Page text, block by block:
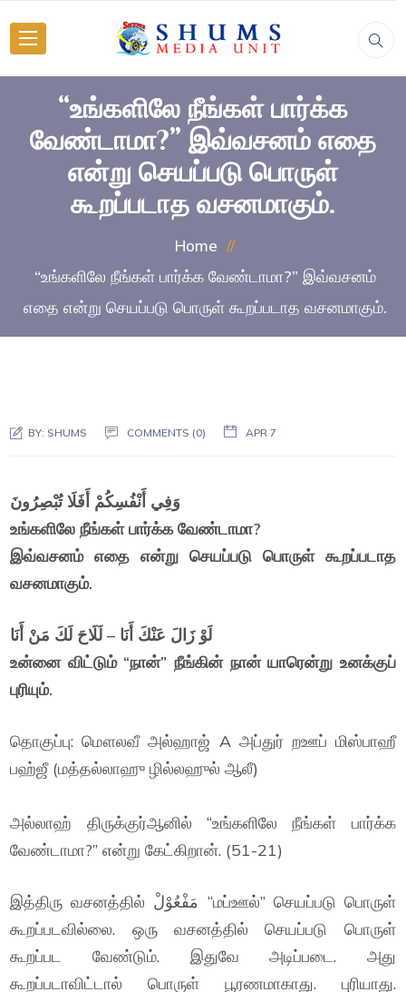
“உங்களிலே நீங்கள் பார்க்க
வேண்டாமா?” இவ்வசனம் எதை
என்று செயப்படு பொருள்
கூறப்படாத வசனமாகும்.
Home
“உங்களிலே நீங்கள் பார்க்க வேண்டாமா?” இவ்வசனம்
எதை என்று செயப்படு பொருள் கூறப்படாத வசனமாகும்.
BY: SHUMS COMMENTS (0) APR 7
وَفِي أَنْفُسِكُمْ أَفَلَا تُبْصِرُونَ
உங்களிலே நீங்கள் பார்க்க வேண்டாமா?
இவ்வசனம் எதை என்று செயப்படு பொருள் கூறப்படாத
வசனமாகும்.
لَوْ زَالَ عَنْكَ أَنَا – لَلَاحَ لَكَ مَنْ أَنَا
உன்னை விட்டும் “நான்” நீங்கின் நான் யாரென்று உனக்குப்
புரியும்.
தொகுப்பு: மௌலவீ அல்ஹாஜ் A அப்துர் றஊப் மிஸ்பாஹீ
பஹ்ஜீ (மத்தல்லாஹு ழில்லஹுல் ஆலீ)
அல்லாஹ் திருக்குர்ஆனில் “உங்களிலே நீங்கள் பார்க்க
வேண்டாமா?” என்று கேட்கிறான். (51-21)
இத்திரு வசனத்தில் مَفْعُوْلْ “மப்ஊல்” செயப்படு பொருள்
கூறப்படவில்லை. ஒரு வசனத்தில் செயப்படு பொருள்
கூறப்பட வேண்டும். இதுவே அடிப்படை. அது
கூறப்படாவிட்டால் பொருள் பூரணமாகாது. புரியாது.